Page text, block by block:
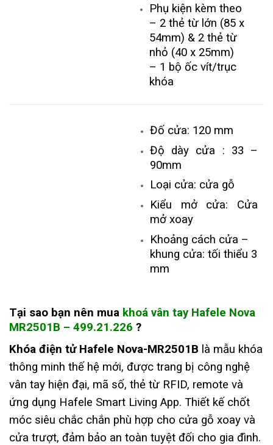
Phụ kiện kèm theo
– 2 thẻ từ lớn (85 x
54mm) & 2 thẻ từ
nhỏ (40 x 25mm)
– 1 bộ ốc vít/trục
khóa
Đố cửa: 120 mm
Độ dày cửa : 33 –
90mm
Loại cửa: cửa gỗ
Kiểu mở cửa: Cửa
mở xoay
Khoảng cách cửa –
khung cửa: tối thiểu 3
mm
Tại sao bạn nên mua khoá vân tay Hafele Nova
MR2501B – 499.21.226 ?
Khóa điện tử Hafele Nova-MR2501B là mẫu khóa
thông minh thế hệ mới, được trang bị công nghệ
vân tay hiện đại, mã số, thẻ từ RFID, remote và
ứng dụng Hafele Smart Living App. Thiết kế chốt
móc siêu chắc chắn phù hợp cho cửa gỗ xoay và
cửa trượt, đảm bảo an toàn tuyệt đối cho gia đình.